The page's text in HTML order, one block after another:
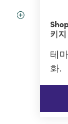
키지
테
화.